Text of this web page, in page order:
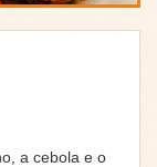
a cebola e o